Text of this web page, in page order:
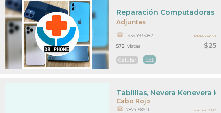
Adjuntas
$25
Reparación Computadoras
19394933082
Celular MAS
572 vistas
PR14534571
Cabo Rojo
Tablillas, Nevera Kenevera
7874158641 PR13562587